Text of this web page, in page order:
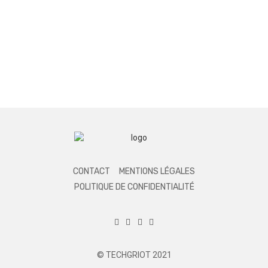
CONTACT
MENTIONS LÉGALES
POLITIQUE DE CONFIDENTIALITÉ
© TECHGRIOT 2021